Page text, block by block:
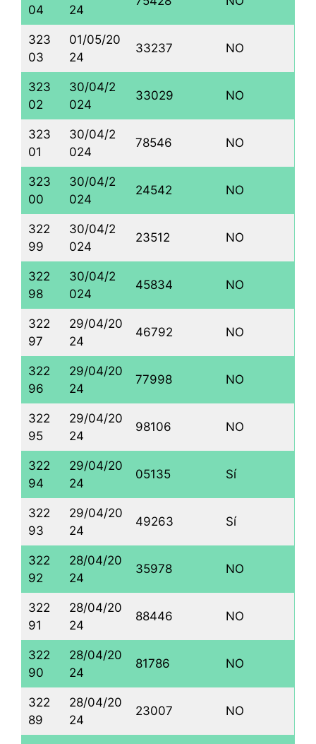
04 24
323
03
01/05/20
24
33237 NO
323
02
30/04/2
024
33029 NO
323
01
30/04/2
024
78546 NO
323
00
30/04/2
024
24542 NO
322
99
30/04/2
024
23512 NO
322
98
30/04/2
024
45834 NO
322
97
29/04/20
24
46792 NO
322
96
29/04/20
24
77998 NO
322
95
29/04/20
24
98106 NO
322
94
29/04/20
24
05135 Sí
322
93
29/04/20
24
49263 Sí
322
92
28/04/20
24
35978 NO
322
91
28/04/20
24
88446 NO
322
90
28/04/20
24
81786 NO
322
89
28/04/20
24
23007 NO